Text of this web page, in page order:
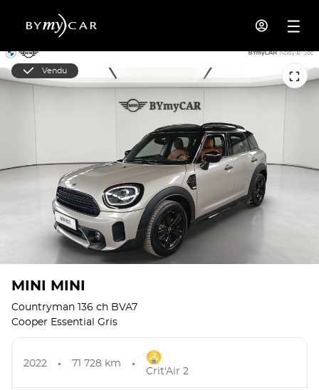
Vendu
MINI MINI
Countryman 136 ch BVA7
Cooper Essential Gris
2022 71 728 km
Crit'Air 2